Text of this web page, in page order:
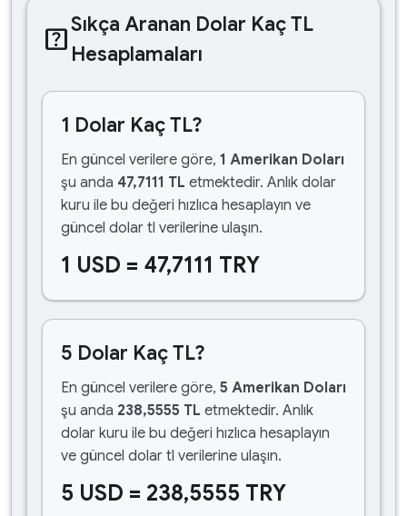
help_centerSıkça Aranan Dolar Kaç TL
Hesaplamaları
1 Dolar Kaç TL?
En güncel verilere göre, 1 Amerikan Doları
şu anda 47,7111 TL etmektedir. Anlık dolar
kuru ile bu değeri hızlıca hesaplayın ve
güncel dolar tl verilerine ulaşın.
1 USD = 47,7111 TRY
5 Dolar Kaç TL?
En güncel verilere göre, 5 Amerikan Doları
şu anda 238,5555 TL etmektedir. Anlık
dolar kuru ile bu değeri hızlıca hesaplayın
ve güncel dolar tl verilerine ulaşın.
5 USD = 238,5555 TRY